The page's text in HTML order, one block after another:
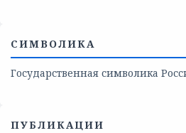
СИМВОЛИКА
Государственная символика
ПУБЛИКАЦИИ